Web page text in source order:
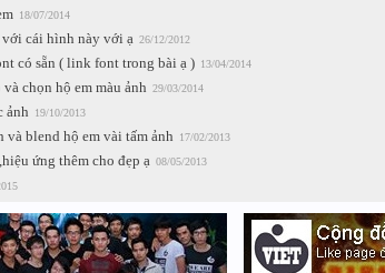
18/07/2014
với cái hình này với ạ 26/12/2012
có sẵn ( link font trong bài ạ ) 13/04/2014
chọn hộ em màu ảnh 29/03/2014
ảnh 19/10/2013
blend hộ em vài tấm ảnh 17/02/2013
ứng thêm cho đẹp ạ 08/05/2013